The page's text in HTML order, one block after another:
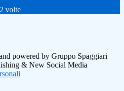
volte
powered by Gruppo Spaggiari
& New Social Media